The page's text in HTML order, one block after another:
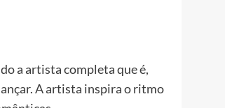
a artista completa que é,
A artista inspira o ritmo